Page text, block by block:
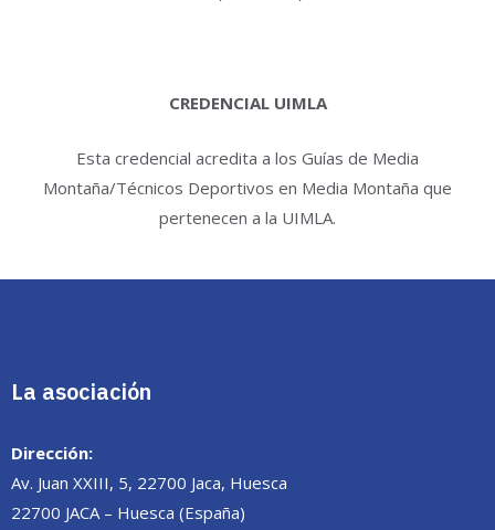
CREDENCIAL UIMLA
Esta credencial acredita a los Guías de Media
Montaña/Técnicos Deportivos en Media Montaña que
pertenecen a la UIMLA.
La asociación
Dirección:
Av. Juan XXIII, 5, 22700 Jaca, Huesca
22700 JACA – Huesca (España)